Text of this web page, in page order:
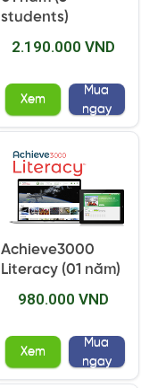
students)
2.190.000 VND
Xem
Mua
ngay
Achieve3000
Literacy (01 năm)
980.000 VND
Xem
Mua
ngay